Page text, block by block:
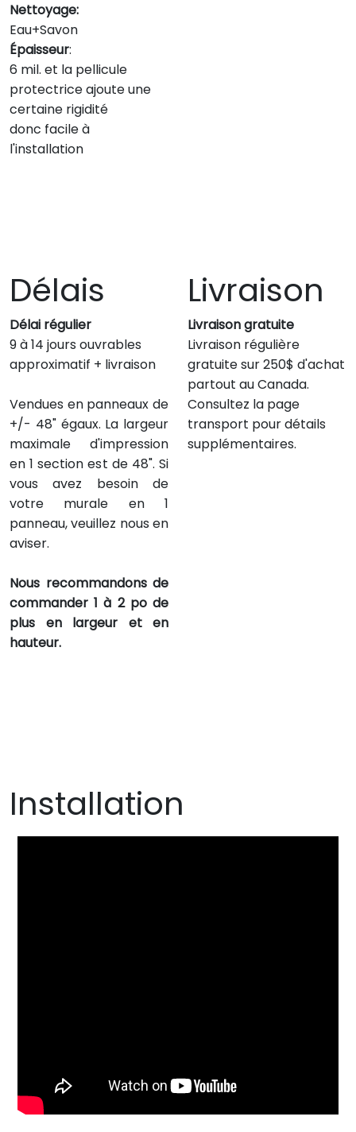
Nettoyage:
Eau+Savon
Épaisseur:
6 mil. et la pellicule
protectrice ajoute une
certaine rigidité
donc facile à
l'installation
Délais
Délai régulier
9 à 14 jours ouvrables
approximatif + livraison
Vendues en panneaux de
+/- 48" égaux. La largeur
maximale d'impression
en 1 section est de 48". Si
vous avez besoin de
votre murale en 1
panneau, veuillez nous en
aviser.
Nous recommandons de
commander 1 à 2 po de
plus en largeur et en
hauteur.
Livraison
Livraison gratuite
Livraison régulière
gratuite sur 250$ d'achat
partout au Canada.
Consultez la page
transport pour détails
supplémentaires.
Installation